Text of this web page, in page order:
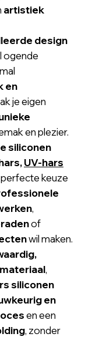
artistiek
design
ogende
en
je eigen
en plezier.
siliconen
,UV-hars
perfecte keuze
,
of
wil maken.
,
siliconen
en
en een
, zonder